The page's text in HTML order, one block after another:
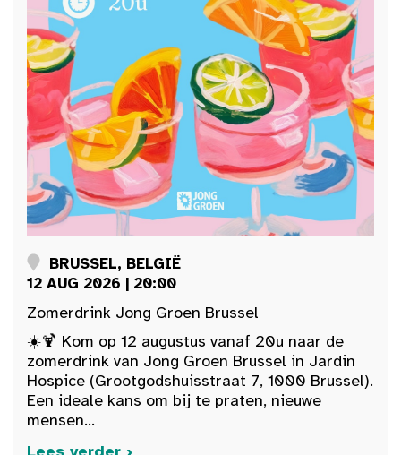
BRUSSEL, BELGIË
12 AUG 2026 | 20:00
Zomerdrink Jong Groen Brussel
☀️🍹 Kom op 12 augustus vanaf 20u naar de
zomerdrink van Jong Groen Brussel in Jardin
Hospice (Grootgodshuisstraat 7, 1000 Brussel).
Een ideale kans om bij te praten, nieuwe
mensen...